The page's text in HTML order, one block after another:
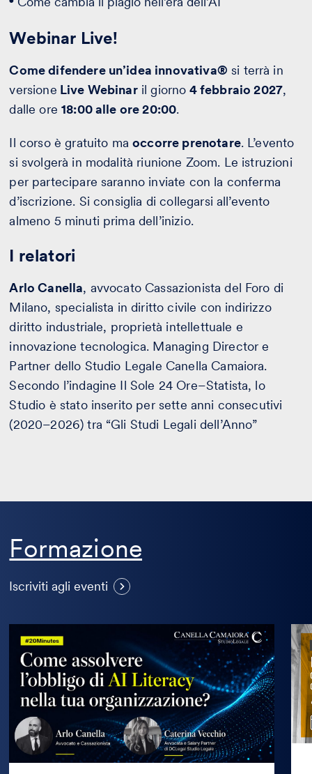
Webinar Live!
Come difendere un’idea innovativa® si terrà in
versione Live Webinaril giorno 4 febbraio 2027,
dalle ore18:00 alle ore 20:00.
Il corso è gratuito maoccorre prenotare. L’evento
si svolgerà in modalità riunione Zoom. Le istruzioni
per partecipare saranno inviate con la conferma
d’iscrizione. Si consiglia di collegarsi all’evento
almeno 5 minuti prima dell’inizio.
I relatori
Arlo Canella, avvocato Cassazionista del Foro di
Milano, specialista in diritto civile con indirizzo
diritto industriale, proprietà intellettuale e
innovazione tecnologica. Managing Director e
Partner dello Studio Legale Canella Camaiora.
Secondo l’indagine Il Sole 24 Ore–Statista, lo
Studio è stato inserito per sette anni consecutivi
(2020–2026) tra “Gli Studi Legali dell’Anno”
Formazione
Iscriviti agli eventi
eventi
assolvere
l’obbligo
Literacy
nella
tua
organizzazione?
in
con